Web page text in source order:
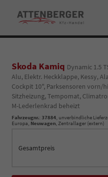
Skoda Kamiq Dynamic 1.5
Alu, Elektr. Heckklappe, Kessy,
Cockpit 10", Parksensoren vorn/
Sitzheizung, Tempomat,
M-Lederlenkrad beheizt
Fahrzeugnr.: 37884, unverbindliche
Europa, Neuwagen, Zentrallager (extern)
Gesamtpreis